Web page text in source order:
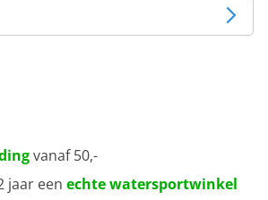
vanaf 50,-
jaar een echte watersportwinkel